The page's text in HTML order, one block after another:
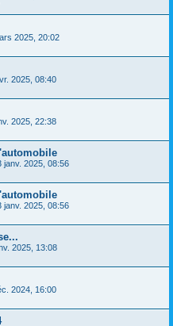
2025, 20:02
2025, 08:40
2025, 22:38
janv. 2025, 08:56
janv. 2025, 08:56
2025, 13:08
2024, 16:00